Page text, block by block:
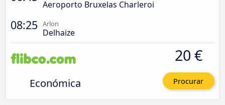
Aeroporto Bruxelas Charleroi
08:25 Arlon
Delhaize
Económica
20 €
Procurar